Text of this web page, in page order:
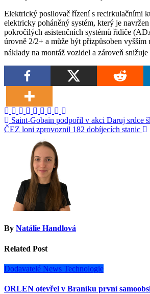
Elektrický posilovač řízení s recirkulačními
elektricky poháněný systém, který je
pokročilých asistenčních systémů řidiče
úrovně 2/2+ a může být přizpůsoben
náklady na montáž vozidel a zároveň snižuje
Navigace
pro
příspěvek
Saint-Gobain podpořil v akci Daruj srdce
ČEZ loni zprovoznil 182 dobíjecích stanic
By Natálie Handlová
Related Post
Dodavatelé News Technologie
ORLEN otevřel v Braníku první